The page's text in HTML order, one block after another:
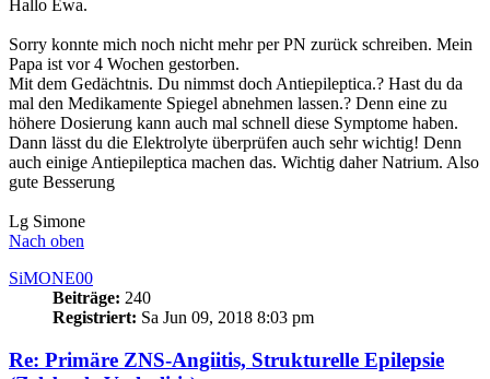
Hallo Ewa.
Sorry konnte mich noch nicht mehr per PN zurück schreiben. Mein
Papa ist vor 4 Wochen gestorben.
Mit dem Gedächtnis. Du nimmst doch Antiepileptica.? Hast du da
mal den Medikamente Spiegel abnehmen lassen.? Denn eine zu
höhere Dosierung kann auch mal schnell diese Symptome haben.
Dann lässt du die Elektrolyte überprüfen auch sehr wichtig! Denn
auch einige Antiepileptica machen das. Wichtig daher Natrium. Also
gute Besserung
Lg Simone
Nach oben
SiMONE00
Beiträge: 240
Registriert: Sa Jun 09, 2018 8:03 pm
Re: Primäre ZNS-Angiitis, Strukturelle Epilepsie